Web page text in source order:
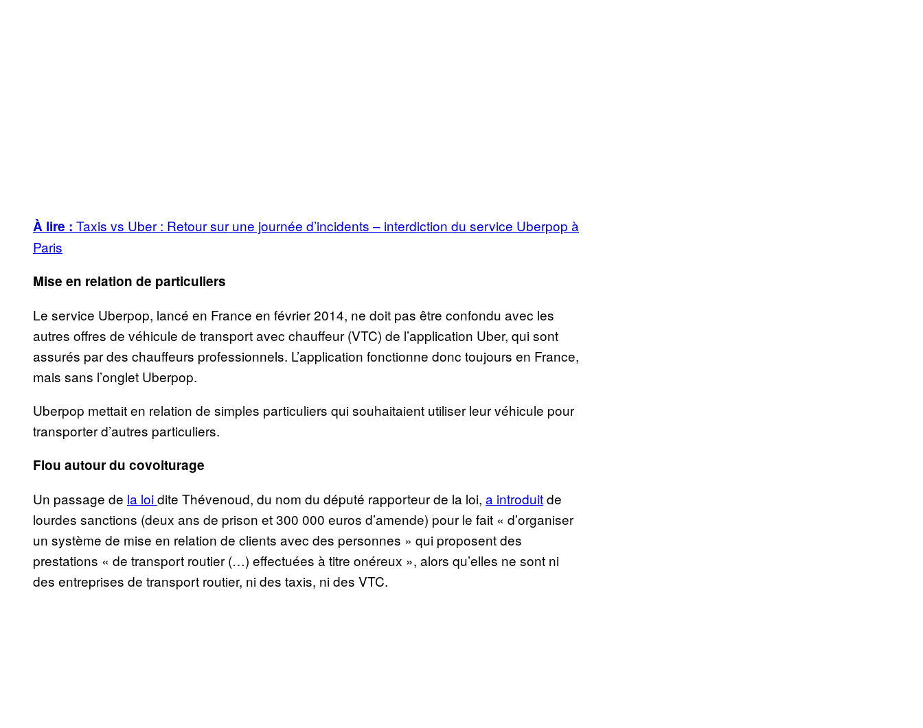
À lire : Taxis vs Uber : Retour sur une journée d’incidents – interdiction du service Uberpop à
Paris
Mise en relation de particuliers
Le service Uberpop, lancé en France en février 2014, ne doit pas être confondu avec les
autres offres de véhicule de transport avec chauffeur (VTC) de l’application Uber, qui sont
assurés par des chauffeurs professionnels. L’application fonctionne donc toujours en France,
mais sans l’onglet Uberpop.
Uberpop mettait en relation de simples particuliers qui souhaitaient utiliser leur véhicule pour
transporter d’autres particuliers.
Flou autour du covoiturage
Un passage de la loidite Thévenoud, du nom du député rapporteur de la loi, a introduitde
lourdes sanctions (deux ans de prison et 300 000 euros d’amende) pour le fait « d’organiser
un système de mise en relation de clients avec des personnes » qui proposent des
prestations « de transport routier (…) effectuées à titre onéreux », alors qu’elles ne sont ni
des entreprises de transport routier, ni des taxis, ni des VTC.